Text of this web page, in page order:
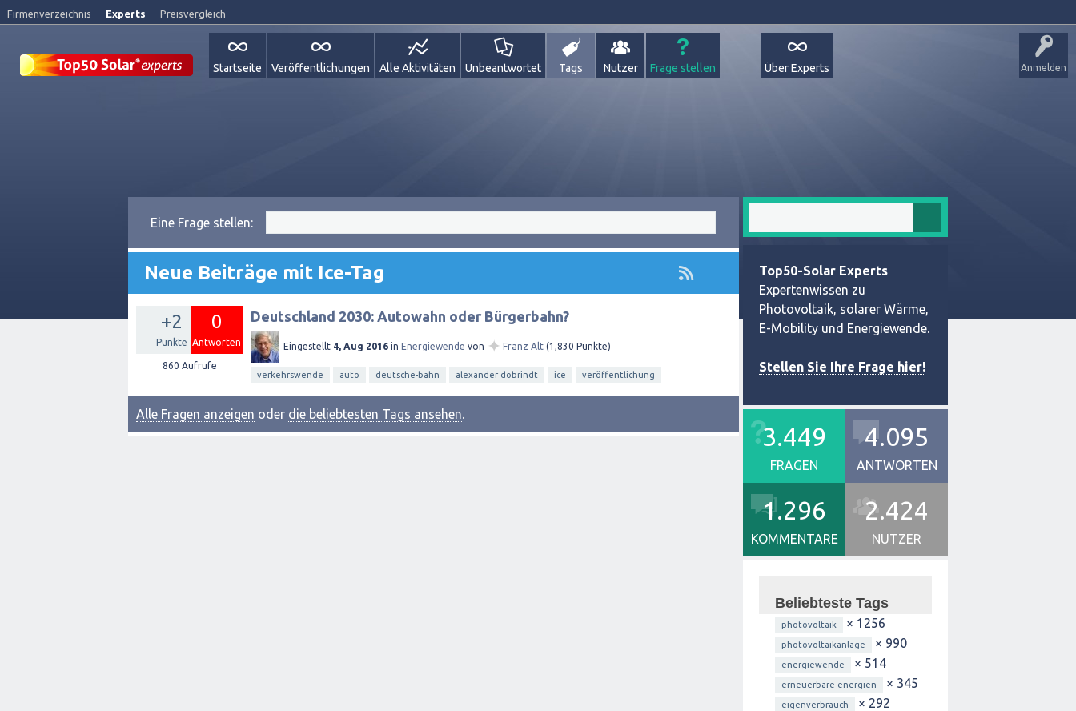
Firmenverzeichnis Experts Preisvergleich
Anmelden
Startseite Veröffentlichungen Alle Aktivitäten Unbeantwortet Tags Nutzer Frage stellen Über Experts
Eine Frage stellen:
Neue Beiträge mit Ice-Tag
+2
Punkte
0
Antworten
860 Aufrufe
Deutschland 2030: Autowahn oder Bürgerbahn?
Eingestellt 4, Aug 2016 in Energiewende von ✦ Franz Alt (1,830 Punkte)
verkehrswende auto deutsche-bahn alexander dobrindt ice veröffentlichung
Alle Fragen anzeigen oder die beliebtesten Tags ansehen.
Top50-Solar Experts
Expertenwissen zu
Photovoltaik, solarer Wärme,
E-Mobility und Energiewende.
Stellen Sie Ihre Frage hier!
3.449
FRAGEN
4.095
ANTWORTEN
1.296
KOMMENTARE
2.424
NUTZER
Beliebteste Tags
photovoltaik × 1256
photovoltaikanlage × 990
energiewende × 514
erneuerbare energien × 345
eigenverbrauch × 292